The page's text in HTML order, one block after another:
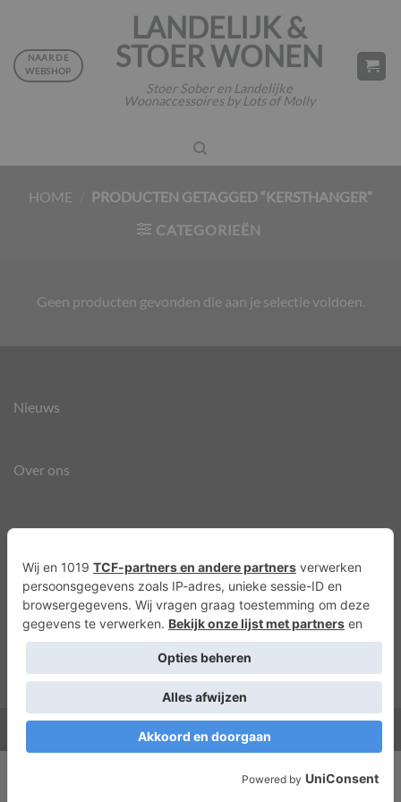
inhoud
LANDELIJK &
STOER WONEN
Stoer Sober en Landelijke
Woonaccessoires by Lots of Molly
NAAR DE
WEBSHOP
HOME
PRODUCTEN GETAGGED “KERSTHANGER”
CATEGORIEËN
Geen producten gevonden die aan je selectie voldoen.
Nieuws
Over ons
Agenda
Privacyverklaring